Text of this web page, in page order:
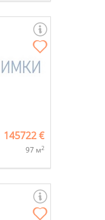
145722 €
97 м2